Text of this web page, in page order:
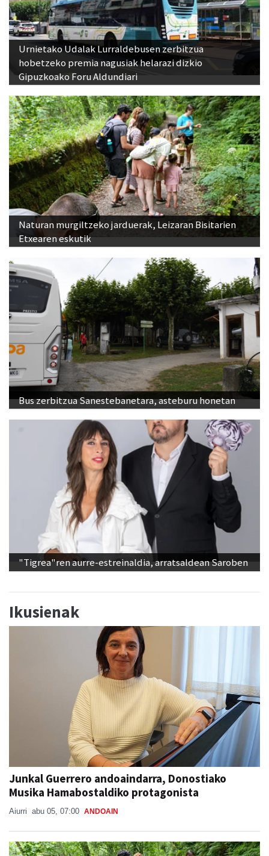
Urnietako Udalak Lurraldebusen zerbitzua
hobetzeko premia nagusiak helarazi dizkio
Gipuzkoako Foru Aldundiari
Naturan murgiltzeko jarduerak, Leizaran Bisitarien
Etxearen eskutik
Bus zerbitzua Sanestebanetara, asteburu honetan
"Tigrea"ren aurre-estreinaldia, arratsaldean Saroben
Ikusienak
Junkal Guerrero andoaindarra, Donostiako
Musika Hamabostaldiko protagonista
Aiurri abu 05, 07:00 ANDOAIN